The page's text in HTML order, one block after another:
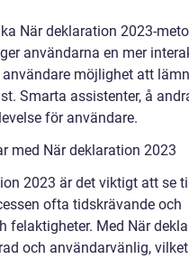
När deklaration 2023-
användarna en mer
möjlighet att
Smarta assistenter, å
för användare.
med När deklaration 2023
2023 är det viktigt att se
ofta tidskrävande och
felaktigheter. Med När
och användarvänlig,